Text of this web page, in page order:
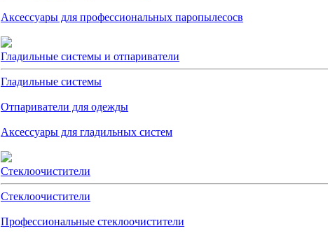
Аксессуары для профессиональных паропылесосв
Гладильные системы и отпариватели
Гладильные системы
Отпариватели для одежды
Аксессуары для гладильных систем
Стеклоочистители
Стеклоочистители
Профессиональные стеклоочистители